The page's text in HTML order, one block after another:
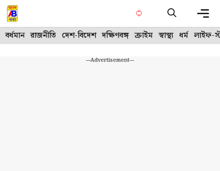
Skip
to
content
বর্ধমান রাজনীতি দেশ-বিদেশ দক্ষিণবঙ্গ ক্রাইম স্বাস্থ্য ধর্ম লাইফ-
---Advertisement---